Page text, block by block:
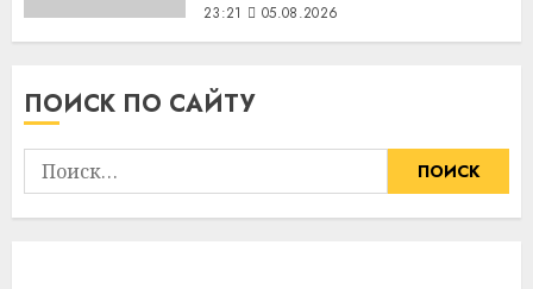
23:21 05.08.2026
ПОИСК ПО САЙТУ
Найти: